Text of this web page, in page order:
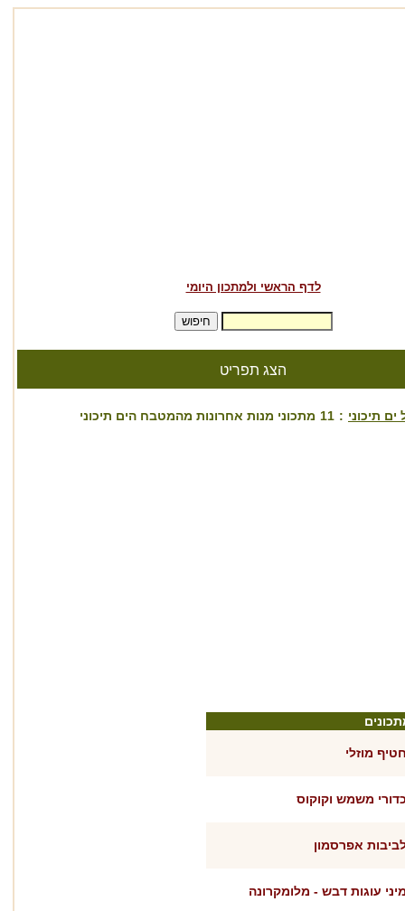
לדף הראשי ולמתכון היומי
הצג תפריט
ים תיכוני :
11 מתכוני מנות אחרונות מהמטבח הים תיכוני
מוזלי
משמש וקוקוס
אפרסמון
עוגות דבש - מלומקרונה